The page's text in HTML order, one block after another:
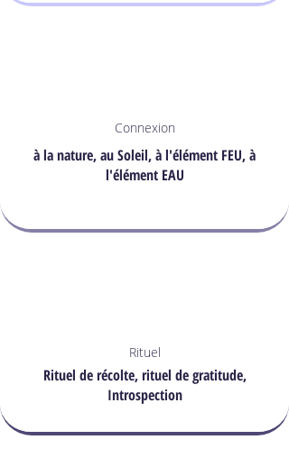
Connexion
à la nature, au Soleil, à l'élément FEU, à
l'élément EAU
Rituel
Rituel de récolte, rituel de gratitude,
Introspection